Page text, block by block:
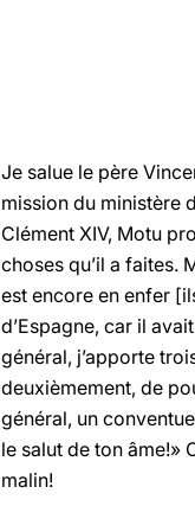
Je salue le père
mission du ministère
Clément XIV, Motu
choses qu’il a faites.
est encore en enfer
d’Espagne, car il
général, j’apporte
deuxièmement, de
général, un
le salut de ton âme!»
malin!